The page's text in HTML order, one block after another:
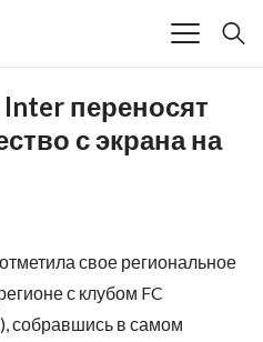
переносят
с экрана на
свое региональное
с клубом FC
собравшись в самом